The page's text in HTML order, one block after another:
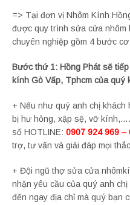
=> Tại đơn vị Nhôm Kính
được quy trình sửa cửa nhôm
chuyên nghiệp gồm 4 bước
Bước thứ 1: Hồng Phát sẽ
kính Gò Vấp, Tphcm của quý
+ Nếu như quý anh chị khách
bị hư hỏng, xập sệ, vỡ
số HOTLINE: 0907 924 969 –
trợ, tư vấn và giải đáp mọi
+ Đội ngũ thợ sửa cửa
nhận yêu cầu của quý anh
đến ngay địa chỉ mà quý bạn